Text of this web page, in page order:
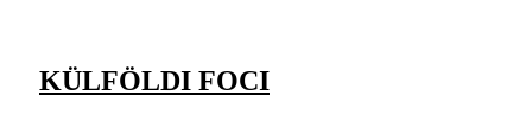
KÜLFÖLDI FOCI